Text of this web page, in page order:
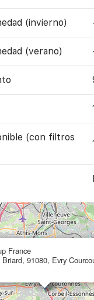
(invierno)
(verano)
(con filtros
France
91080, Evry